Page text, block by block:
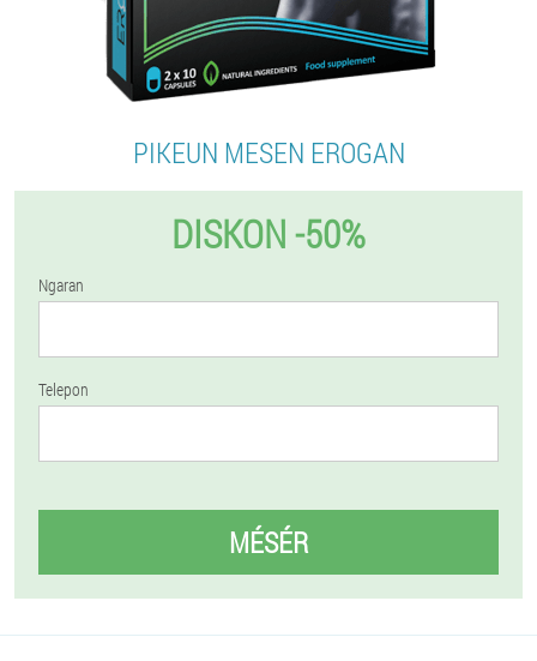
PIKEUN MESEN EROGAN
DISKON -50%
Ngaran
Telepon
MÉSÉR